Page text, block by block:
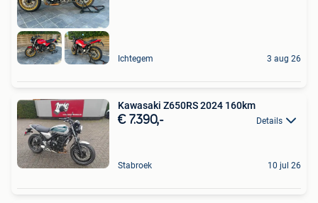
Ichtegem 3 aug 26
Kawasaki Z650RS 2024 160km
€ 7.390,- Details
Stabroek 10 jul 26